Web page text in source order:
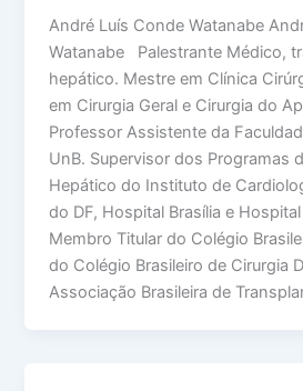
André Luís Conde Watanabe
Watanabe Palestrante Médico,
hepático. Mestre em Clínica
em Cirurgia Geral e Cirurgia do
Professor Assistente da
UnB. Supervisor dos Programas
Hepático do Instituto de
do DF, Hospital Brasília e
Membro Titular do Colégio
do Colégio Brasileiro de Cirurgia
Associação Brasileira de